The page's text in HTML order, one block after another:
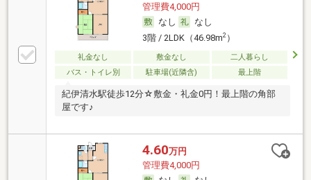
管理費4,000円
なし
なし
3階 / 2LDK（46.98m2）
礼金なし 敷金なし
二人暮らし
バス・トイレ別
駐車場(近隣含) 最上階
紀伊清水駅徒歩12分☆敷金・礼金0円！最上階の角部
屋です♪
4.60万円
管理費4,000円